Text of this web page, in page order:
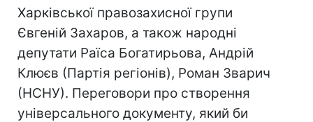
Харківської правозахисної групи
Євгеній Захаров, а також народні
депутати Раїса Богатирьова, Андрій
Клюєв (Партія регіонів), Роман Зварич
(НСНУ). Переговори про створення
універсального документу, який би